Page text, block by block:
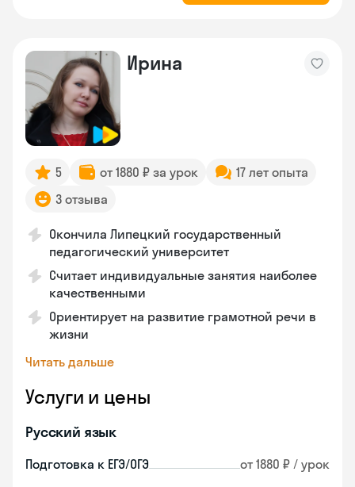
Ирина
5 от 1880 ₽ за урок
17 лет опыта
3 отзыва
Окончила Липецкий государственный
педагогический университет
Считает индивидуальные занятия наиболее
качественными
Ориентирует на развитие грамотной речи в
жизни
Читать дальше
Услуги и цены
Русский язык
Подготовка к ЕГЭ/ОГЭ от 1880 ₽ / урок